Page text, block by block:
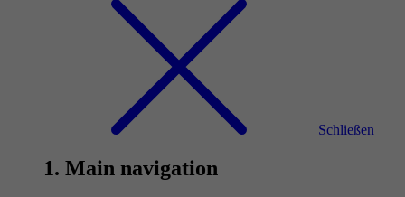
Schließen
1. Main navigation